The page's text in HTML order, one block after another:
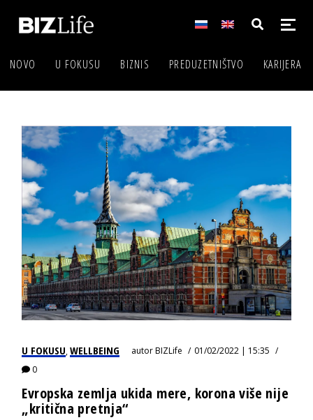
NOVO U FOKUSU BIZNIS PREDUZETNIŠTVO KARIJERA
U FOKUSU,WELLBEING autorBIZLife
01/02/2022 | 15:35
0
Evropska zemlja ukida mere, korona više nije
„kritična pretnja“